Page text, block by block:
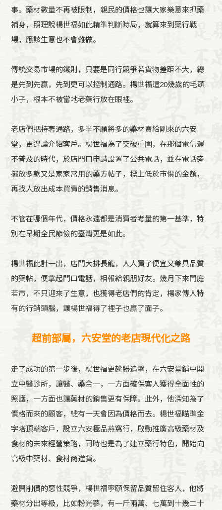
事。藥材數量不再被限制，親民的價格也讓大家樂意來抓藥
補身，照理說楊世福如此精準判斷時局，就算來到藥行戰
場，應該生意也不會難做。
傳統交易市場的鐵則，只要是同行競爭若貨物差距不大，總
是先到先贏，先到更可以控制通路。楊世福這20幾歲的毛頭
小子，根本不被當地老藥行放在眼裡。
老店們把持著通路，多半不願將多的藥材賣給剛來的六安
堂，更遑論介紹客戶。楊世福為了突破重圍，在那個電信還
不普及的時代，於店門口申請設置了公共電話，並在電話旁
擺放多款又是家家常用的藥方帖子，標上低於市價的金額，
再找人放出成本買賣的銷售消息。
不管在哪個年代，價格永遠都是消費者考量的第一基準，特
別在早期全民節儉的臺灣更是如此。
楊世福此計一出，店門大排長龍，人人買了便宜又兼具品質
的藥帖，便拿起門口電話，相報給親朋好友。幾月下來門庭
若市，不只迎來了生意，也獲得老店們的肯定，楊家傳人特
有的行銷頭腦，讓楊世福得了裡子也贏了面子。
超前部屬，六安堂的老店現代化之路
走了成功的第一步後，楊世福更趁勝追擊，在六安堂鋪中開
立中醫診所，讓醫、藥合一，一方面確保客人獲得全面性的
照護，一方面也讓藥材的銷售更有保障。此外，他深知為了
價格而來的顧客，總有一天會因為價格而去。楊世福瞄準金
字塔頂端客戶，設立六安極品燕窩行，啟動推廣高級藥材及
食材的未來經營策略，同時也是為了建立藥行特色，開始向
高級中藥材、食材商進貨。
避開削價的惡性競爭，楊世福寧願保留品質留住客人，他將
藥材分出等級，比如粉光蔘，有一斤兩萬、七萬到十幾二十